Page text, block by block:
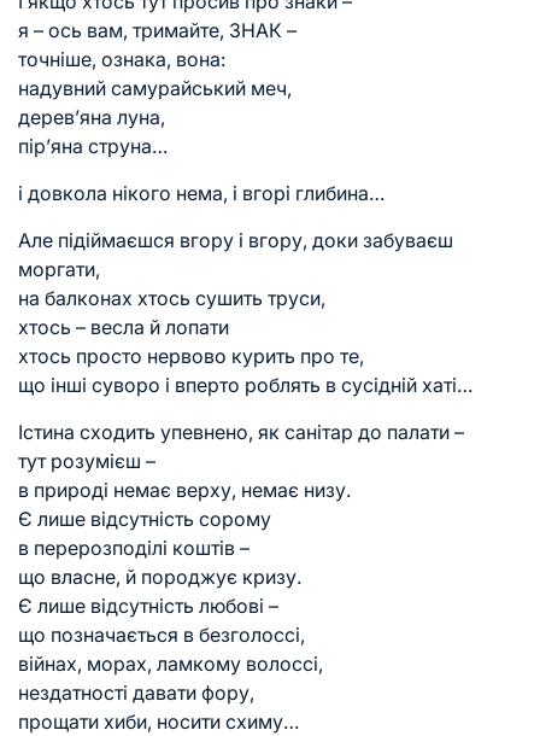
я – ось вам, тримайте, ЗНАК –
точніше, ознака, вона:
надувний самурайський меч,
дерев’яна луна,
пір’яна струна…
і довкола нікого нема, і вгорі глибина…
Але підіймаєшся вгору і вгору, доки забуваєш
моргати,
на балконах хтось сушить труси,
хтось – весла й лопати
хтось просто нервово курить про те,
що інші суворо і вперто роблять в сусідній хаті…
Істина сходить упевнено, як санітар до палати –
тут розумієш –
в природі немає верху, немає низу.
Є лише відсутність сорому
в перерозподілі коштів –
що власне, й породжує кризу.
Є лише відсутність любові –
що позначається в безголоссі,
війнах, морах, ламкому волоссі,
нездатності давати фору,
прощати хиби, носити схиму…